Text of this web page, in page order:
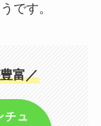
です。
富／
チュ